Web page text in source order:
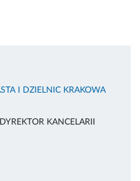
I DZIELNIC KRAKOWA
KANCELARII